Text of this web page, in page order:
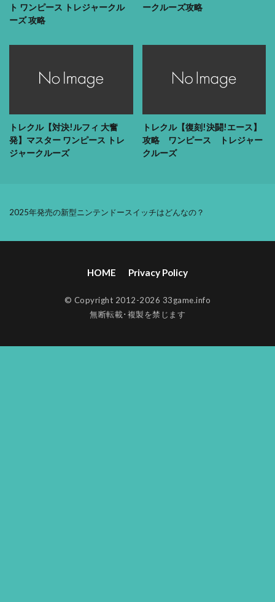
ト ワンピース トレジャークル
ーズ 攻略
ークルーズ攻略
トレクル【対決!ルフィ 大奮
発】マスター ワンピース トレ
ジャークルーズ
トレクル【復刻!決闘!エース】
攻略 ワンピース トレジャー
クルーズ
2025年発売の新型ニンテンドースイッチはどんなの？
HOME Privacy Policy
© Copyright 2012-2026 33game.info
無断転載･複製を禁じます